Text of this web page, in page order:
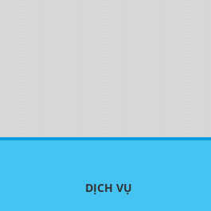
DỊCH VỤ